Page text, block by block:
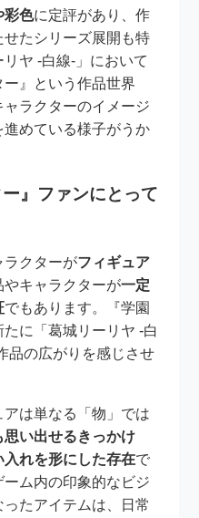
彩色に定評があり、作
たシリーズ展開も特
ヤ -白線-」において
』という作品世界
ラクターのイメージ
めている様子がうか
ー』ファンにとって
ラクターがフィギュア
やキャラクターが一定
でもあります。『学園
に「葛城リーリヤ -白
品の広がりを感じさせ
は単なる「物」では
い出せるきっかけ
れを形にした存在で
ム内の印象的なビジ
たアイテムは、日常